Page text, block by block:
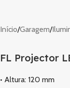
Início/Garagem/
FL Projector
• Altura: 120 mm